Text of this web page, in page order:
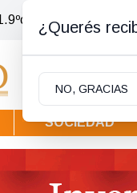
| Villa la Angostura
SOCIEDAD
¿Querés
NO, GRACIAS